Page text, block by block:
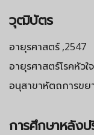
วุฒิบัตร
อายุรศาสตร์ ,2547
อายุรศาสตร์โรคหัวใ
อนุสาขาหัตถการขย
การศึกษาหลัง